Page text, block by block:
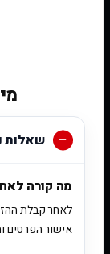
שאלות
מה קורה
לאחר קבלת
אישור הפרטים